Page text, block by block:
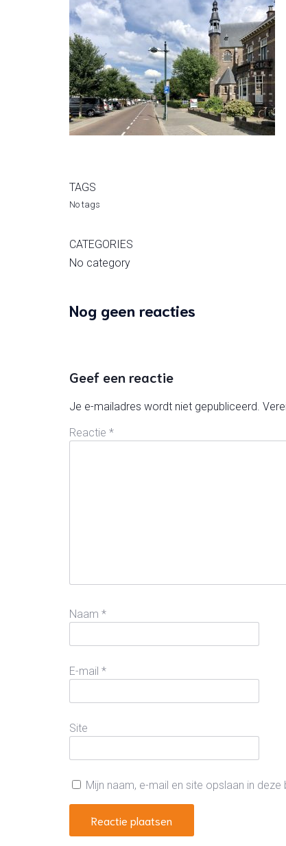
TAGS
No tags
CATEGORIES
No category
Nog geen reacties
Geef een reactie
Je e-mailadres wordt niet gepubliceerd.
Reactie *
Naam *
E-mail *
Site
Mijn naam, e-mail en site opslaan in